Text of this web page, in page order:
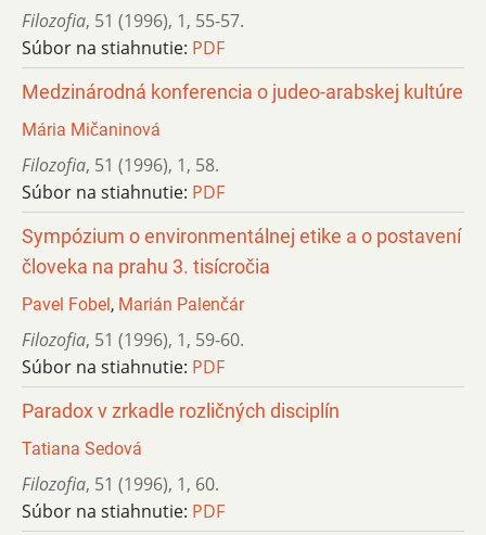
Filozofia, 51 (1996), 1, 55-57.
Súbor na stiahnutie: PDF
Medzinárodná konferencia o judeo-arabskej kultúre
Mária Mičaninová
Filozofia, 51 (1996), 1, 58.
Súbor na stiahnutie: PDF
Sympózium o environmentálnej etike a o postavení
človeka na prahu 3. tisícročia
Pavel Fobel, Marián Palenčár
Filozofia, 51 (1996), 1, 59-60.
Súbor na stiahnutie: PDF
Paradox v zrkadle rozličných disciplín
Tatiana Sedová
Filozofia, 51 (1996), 1, 60.
Súbor na stiahnutie: PDF